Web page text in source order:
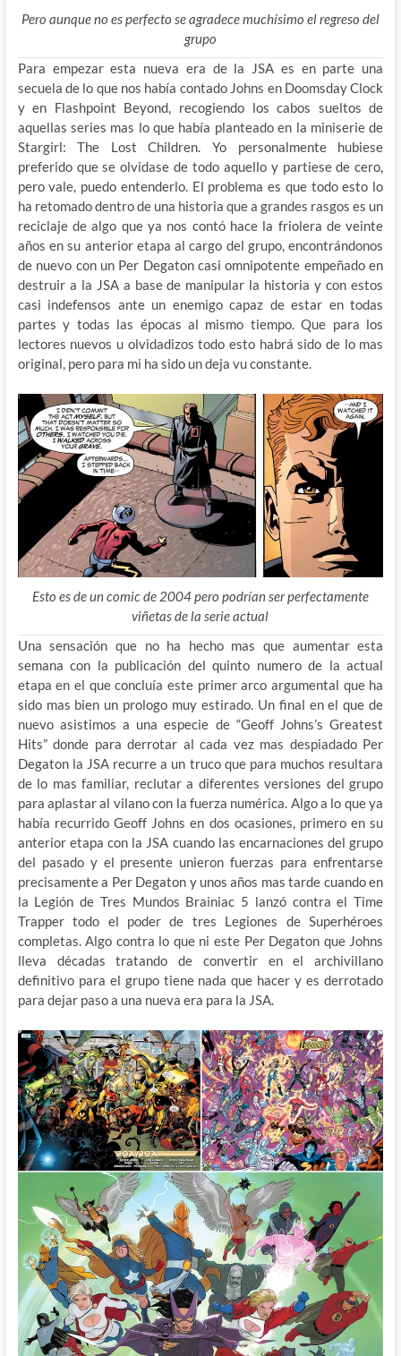
Pero aunque no es perfecto se agradece muchísimo el regreso del
grupo
Para empezar esta nueva era de la JSA es en parte una
secuela de lo que nos había contado Johns en Doomsday Clock
y en Flashpoint Beyond, recogiendo los cabos sueltos de
aquellas series mas lo que había planteado en la miniserie de
Stargirl: The Lost Children. Yo personalmente hubiese
preferido que se olvidase de todo aquello y partiese de cero,
pero vale, puedo entenderlo. El problema es que todo esto lo
ha retomado dentro de una historia que a grandes rasgos es un
reciclaje de algo que ya nos contó hace la friolera de veinte
años en su anterior etapa al cargo del grupo, encontrándonos
de nuevo con un Per Degaton casi omnipotente empeñado en
destruir a la JSA a base de manipular la historia y con estos
casi indefensos ante un enemigo capaz de estar en todas
partes y todas las épocas al mismo tiempo. Que para los
lectores nuevos u olvidadizos todo esto habrá sido de lo mas
original, pero para mi ha sido un deja vu constante.
Esto es de un comic de 2004 pero podrían ser perfectamente
viñetas de la serie actual
Una sensación que no ha hecho mas que aumentar esta
semana con la publicación del quinto numero de la actual
etapa en el que concluía este primer arco argumental que ha
sido mas bien un prologo muy estirado. Un final en el que de
nuevo asistimos a una especie de “Geoff Johns’s Greatest
Hits” donde para derrotar al cada vez mas despiadado Per
Degaton la JSA recurre a un truco que para muchos resultara
de lo mas familiar, reclutar a diferentes versiones del grupo
para aplastar al vilano con la fuerza numérica. Algo a lo que ya
había recurrido Geoff Johns en dos ocasiones, primero en su
anterior etapa con la JSA cuando las encarnaciones del grupo
del pasado y el presente unieron fuerzas para enfrentarse
precisamente a Per Degaton y unos años mas tarde cuando en
la Legión de Tres Mundos Brainiac 5 lanzó contra el Time
Trapper todo el poder de tres Legiones de Superhéroes
completas. Algo contra lo que ni este Per Degaton que Johns
lleva décadas tratando de convertir en el archivillano
definitivo para el grupo tiene nada que hacer y es derrotado
para dejar paso a una nueva era para la JSA.